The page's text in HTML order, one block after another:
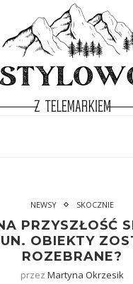
NEWSY SKOCZNIE
PRZYSZŁOŚĆ
OBIEKTY
ROZEBRANE?
przez Martyna Okrzesik